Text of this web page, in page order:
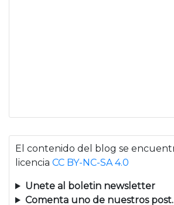
El contenido del blog se
licencia CC BY-NC-SA 4.0
Unete al boletin newsletter
Comenta uno de nuestros post.